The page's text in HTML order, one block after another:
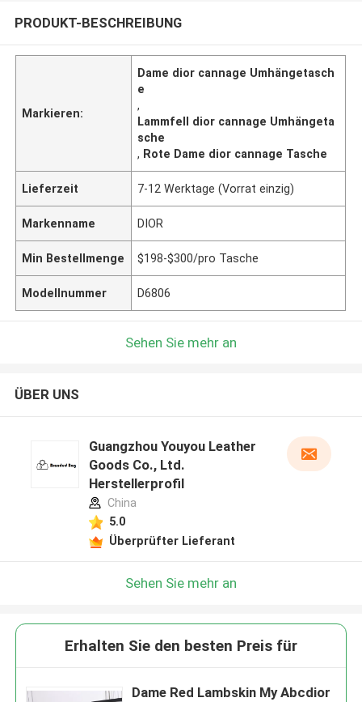
PRODUKT-BESCHREIBUNG
Markieren:
Dame dior cannage Umhängetasch
e
,
Lammfell dior cannage Umhängeta
sche
, Rote Dame dior cannage Tasche
Lieferzeit 7-12 Werktage (Vorrat einzig)
Markenname DIOR
Min Bestellmenge $198-$300/pro Tasche
Modellnummer D6806
Sehen Sie mehr an
ÜBER UNS
Guangzhou Youyou Leather
Goods Co., Ltd.
Herstellerprofil
China
5.0
Überprüfter Lieferant
Sehen Sie mehr an
Erhalten Sie den besten Preis für
Dame Red Lambskin My Abcdior